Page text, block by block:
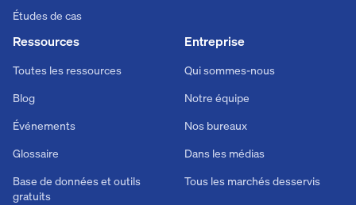
Études de cas
Ressources
Toutes les ressources
Blog
Événements
Glossaire
Base de données et outils
gratuits
Entreprise
Qui sommes-nous
Notre équipe
Nos bureaux
Dans les médias
Tous les marchés desservis